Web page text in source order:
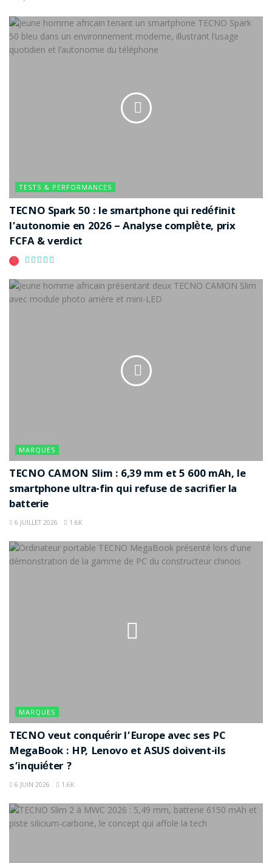
football du continent, Tecno Mobile soutient les
équipes nationales, partager les émotions des fans et
célébrer le talent des joueurs africains.
continuer suivre la CAN 2023 sur ses réseaux sociaux, à
participer à ses jeux et concours, et à découvrir ses
Étiquettes : CAN 2023
TESTS & PERFORMANCES
TECNO Spark 50 : le smartphone qui redéfinit
l’autonomie en 2026 – Analyse complète, prix
FCFA & verdict
MARQUES
TECNO CAMON Slim : 6,39 mm et 5 600 mAh, le
smartphone ultra-fin qui refuse de sacrifier la
batterie
6 JUILLET 2026 1.6K
MARQUES
TECNO veut conquérir l’Europe avec ses PC
MegaBook : HP, Lenovo et ASUS doivent-ils
s’inquiéter ?
6 JUIN 2026 1.6K